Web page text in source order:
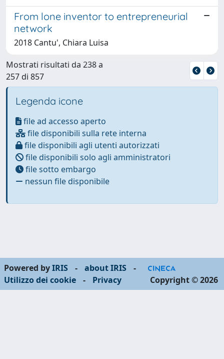
From lone inventor to entrepreneurial
network
2018 Cantu', Chiara Luisa
Mostrati risultati da 238 a
257 di 857
Legenda icone
file ad accesso aperto
file disponibili sulla rete interna
file disponibili agli utenti autorizzati
file disponibili solo agli amministratori
file sotto embargo
nessun file disponibile
Powered byIRIS - about IRIS
-
Utilizzo dei cookie
- Privacy Copyright © 2026